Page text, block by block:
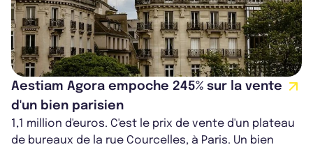
Aestiam Agora empoche 245% sur la vente
d'un bien parisien
1,1 million d'euros. C'est le prix de vente d'un plateau
de bureaux de la rue Courcelles, à Paris. Un bien